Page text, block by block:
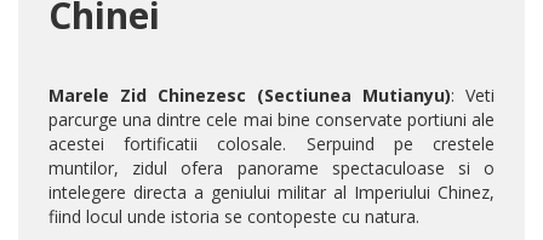
Chinei
Marele Zid Chinezesc (Sectiunea Mutianyu): Veti
parcurge una dintre cele mai bine conservate portiuni ale
acestei fortificatii colosale. Serpuind pe crestele
muntilor, zidul ofera panorame spectaculoase si o
intelegere directa a geniului militar al Imperiului Chinez,
fiind locul unde istoria se contopeste cu natura.